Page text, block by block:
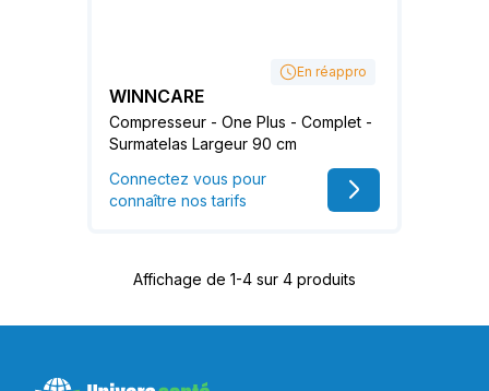
En réappro
WINNCARE
Compresseur - One Plus - Complet -
Surmatelas Largeur 90 cm
Connectez vous pour
connaître nos tarifs
Affichage de 1-4 sur 4 produits